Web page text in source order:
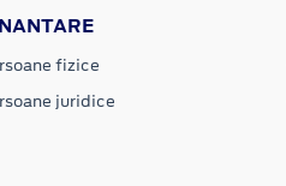
fizice
juridice